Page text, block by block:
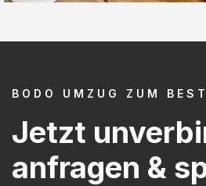
BODO UMZUG ZUM
Jetzt
anfragen &